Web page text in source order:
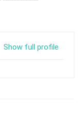
Show full profile